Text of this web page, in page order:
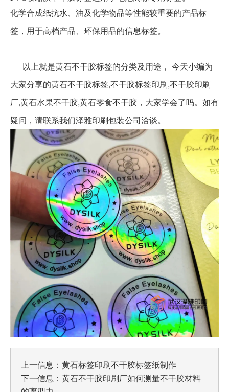
化学合成纸抗水、油及化学物品等性能较重要的产品标
签，用于高档产品、环保用品的信息标签。
以上就是黄石不干胶标签的分类及用途， 今天小编为
大家分享的黄石不干胶标签,不干胶标签印刷,不干胶印刷
厂,黄石水果不干胶,黄石零食不干胶，大家学会了吗。如有
疑问，请联系我们泽雅印刷包装公司洽谈。
上一信息： 黄石标签印刷不干胶标签纸制作
下一信息： 黄石不干胶印刷厂如何测量不干胶材料